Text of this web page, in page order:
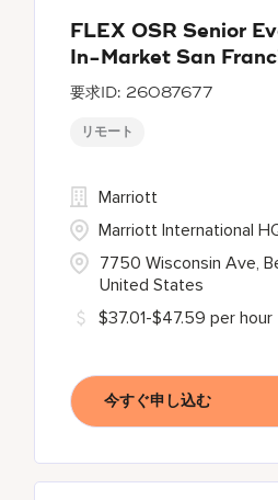
FLEX OSR Senior
In-Market San
26087677
リモート
7750 Wisconsin Ave,
United States
Marriott
Marriott International
$37.01-$47.59 per hour
今すぐ申し込む